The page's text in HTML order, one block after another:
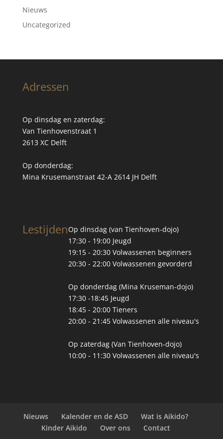
Nieuws
Uncategorized
Adressen
Op dinsdag en zaterdag:
Van Tienhovenstraat 1
2613 XC Delft
Op donderdag:
Mina Krusemanstraat 42-A 2614 JH Delft
LestijdenOp dinsdag (van Tienhoven-dojo)
17:30 - 19:00 Jeugd
19:15 - 20:30 Volwassenen beginners
20:30 - 22:00 Volwassenen gevorderd
Op donderdag (Mina Kruseman-dojo)
17:30 -18:45 Jeugd
18:45 - 20:00 Tieners
20:00 - 21:45 Volwassenen alle niveau's
Op zaterdag (Van Tienhoven-dojo)
10:00 - 11:30 Volwassenen alle niveau's
Nieuws Kalender en de ASD
Wat is Aikido?
Kinder Aikido
Over ons Contact